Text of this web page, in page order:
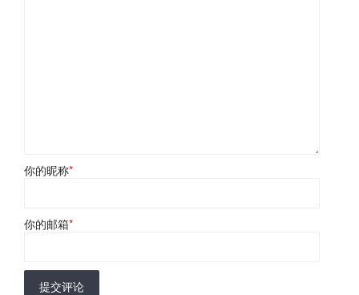
你的昵称*
你的邮箱*
提交评论